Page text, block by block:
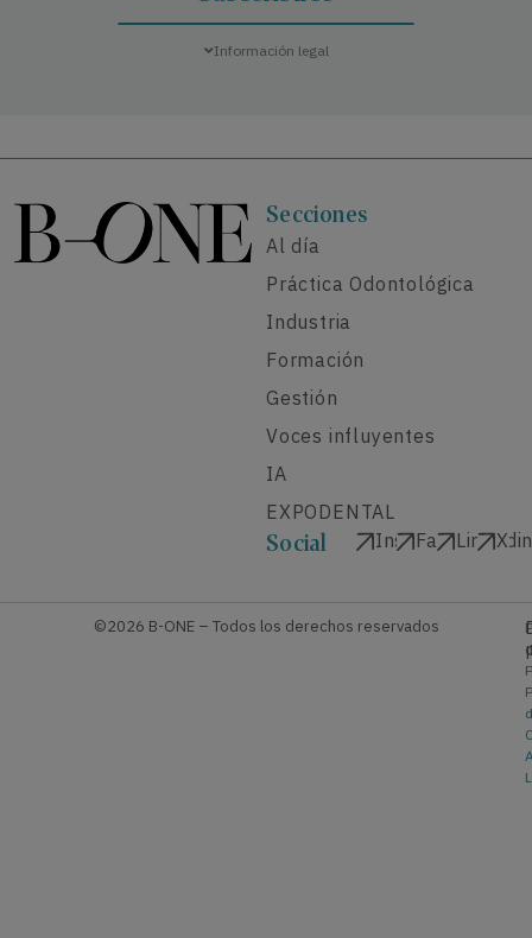
Información legal
Secciones
Al día
Práctica Odontológica
Industria
Formación
Gestión
Voces influyentes
IA
EXPODENTAL
Social Instagram
Facebook
X
©2026 B-ONE – Todos los derechos reservados